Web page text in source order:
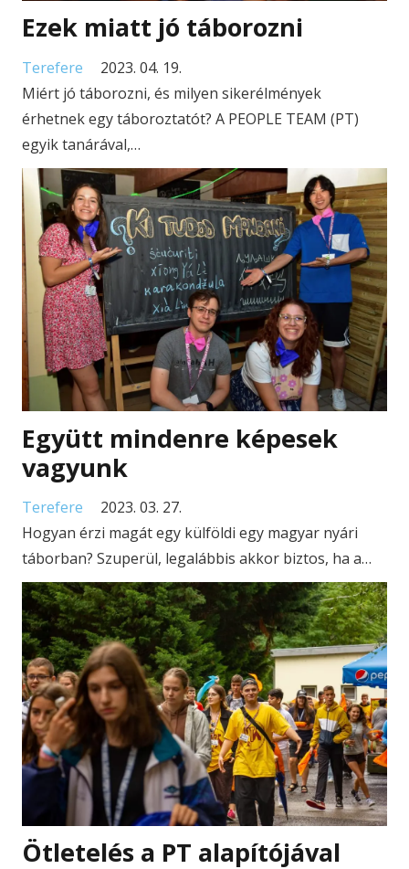
Ezek miatt jó táborozni
Terefere
2023. 04. 19.
Miért jó táborozni, és milyen sikerélmények
érhetnek egy táboroztatót? A PEOPLE TEAM (PT)
egyik tanárával,…
Együtt mindenre képesek
vagyunk
Terefere
2023. 03. 27.
Hogyan érzi magát egy külföldi egy magyar nyári
táborban? Szuperül, legalábbis akkor biztos, ha a…
Ötletelés a PT alapítójával